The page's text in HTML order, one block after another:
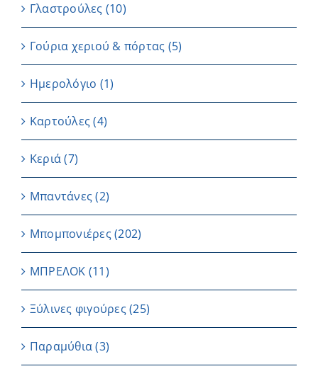
Γλαστρούλες (10)
Γούρια χεριού & πόρτας (5)
Ημερολόγιο (1)
Καρτούλες (4)
Κεριά (7)
Μπαντάνες (2)
Μπομπονιέρες(202)
ΜΠΡΕΛΟΚ (11)
Ξύλινες φιγούρες(25)
Παραμύθια (3)